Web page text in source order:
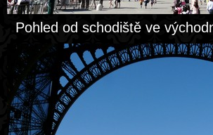
Pohled od schodiště ve